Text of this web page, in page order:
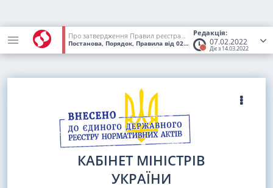
Редакція:
07.02.2022
Діє з 14.03.2022
Про затвердження Правил реєстрації місця проживання та Порядку передачі органами реєстрації інформації до Єдиного державного демографічного реєстру
Постанова, Порядок, Правила від 02.03.2016 № 207 (Статус:
КАБІНЕТ МІНІСТРІВ
УКРАЇНИ